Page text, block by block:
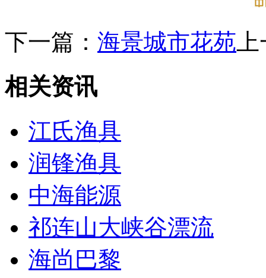
下一篇： 海景城市花苑
相关资讯
江氏渔具
润锋渔具
中海能源
祁连山大峡谷漂流
海尚巴黎